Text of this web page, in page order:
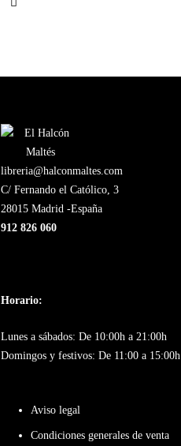
libreria@halconmaltes.com
C/ Fernando el Católico, 3
28015 Madrid -España
912 826 060
Horario:
Lunes a sábados: De 10:00h a 21:00h
Domingos y festivos: De 11:00 a 15:00h
Aviso legal
Condiciones generales de venta